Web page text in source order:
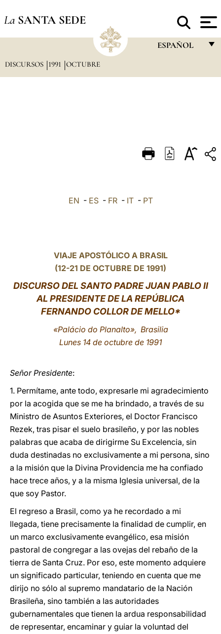
La SANTA SEDE
ESPAÑOL
DEUTSCH
DISCURSOS 1991 OCTUBRE
EN - ES- FR- IT- PT
VIAJE APOSTÓLICO A BRASIL
(12-21 DE OCTUBRE DE 1991)
DISCURSO DEL SANTO PADRE JUAN PABLO II
AL PRESIDENTE DE LA REPÚBLICA
FERNANDO COLLOR DE MELLO*
«Palácio do Planalto», Brasilia
Lunes 14 de octubre de 1991
Señor Presidente:
1. Permítame, ante todo, expresarle mi agradecimiento
por la acogida que se me ha brindado, a través de su
Ministro de Asuntos Exteriores, el Doctor Francisco
Rezek, tras pisar el suelo brasileño, y por las nobles
palabras que acaba de dirigirme Su Excelencia, sin
duda destinadas no exclusivamente a mi persona, sino
a la misión que la Divina Providencia me ha confiado
hace trece años, y a la misma Iglesia universal, de la
que soy Pastor.
El regreso a Brasil, como ya he recordado a mi
llegada, tiene precisamente la finalidad de cumplir, en
un marco exclusivamente evangélico, esa misión
pastoral de congregar a las ovejas del rebaño de la
tierra de Santa Cruz. Por eso, este momento adquiere
un significado particular, teniendo en cuenta que me
dirijo no sólo al supremo mandatario de la Nación
Brasileña, sino también a las autoridades
gubernamentales que tienen la ardua responsabilidad
de representar, encaminar y guiar la voluntad del